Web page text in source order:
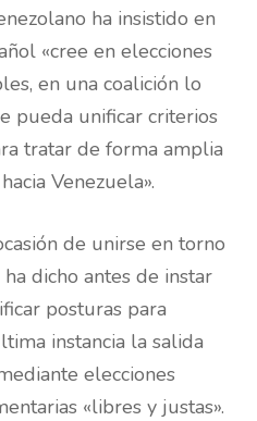
ha insistido en
«cree en elecciones
en una coalición lo
pueda unificar criterios
tratar de forma amplia
Venezuela».
de unirse en torno
ha dicho antes de instar
posturas para
instancia la salida
elecciones
«libres y justas».